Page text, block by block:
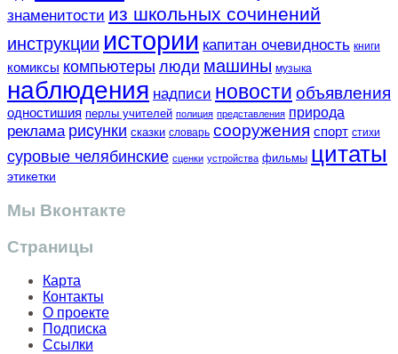
знаменитости из школьных сочинений
инструкции истории капитан очевидность книги
комиксы компьютеры люди машины музыка
наблюдения надписи новости объявления
одностишия перлы учителей полиция представления природа
реклама рисунки сказки словарь сооружения спорт стихи
суровые челябинские сценки устройства фильмы цитаты
этикетки
Мы Вконтакте
Страницы
Карта
Контакты
О проекте
Подписка
Ссылки